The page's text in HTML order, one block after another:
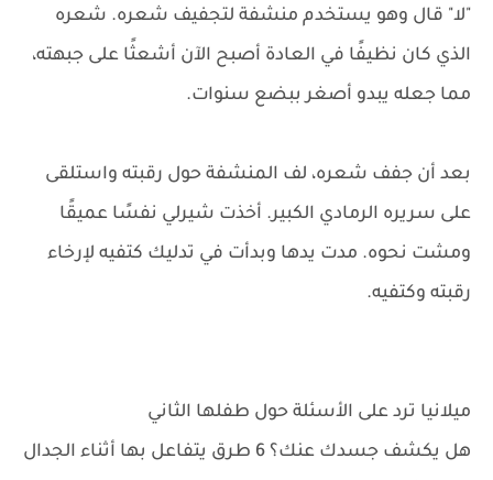
"لا" قال وهو يستخدم منشفة لتجفيف شعره. شعره
الذي كان نظيفًا في العادة أصبح الآن أشعثًا على جبهته،
مما جعله يبدو أصغر ببضع سنوات.
بعد أن جفف شعره، لف المنشفة حول رقبته واستلقى
على سريره الرمادي الكبير. أخذت شيرلي نفسًا عميقًا
ومشت نحوه. مدت يدها وبدأت في تدليك كتفيه لإرخاء
رقبته وكتفيه.
ميلانيا ترد على الأسئلة حول طفلها الثاني
هل يكشف جسدك عنك؟ 6 طرق يتفاعل بها أثناء الجدال